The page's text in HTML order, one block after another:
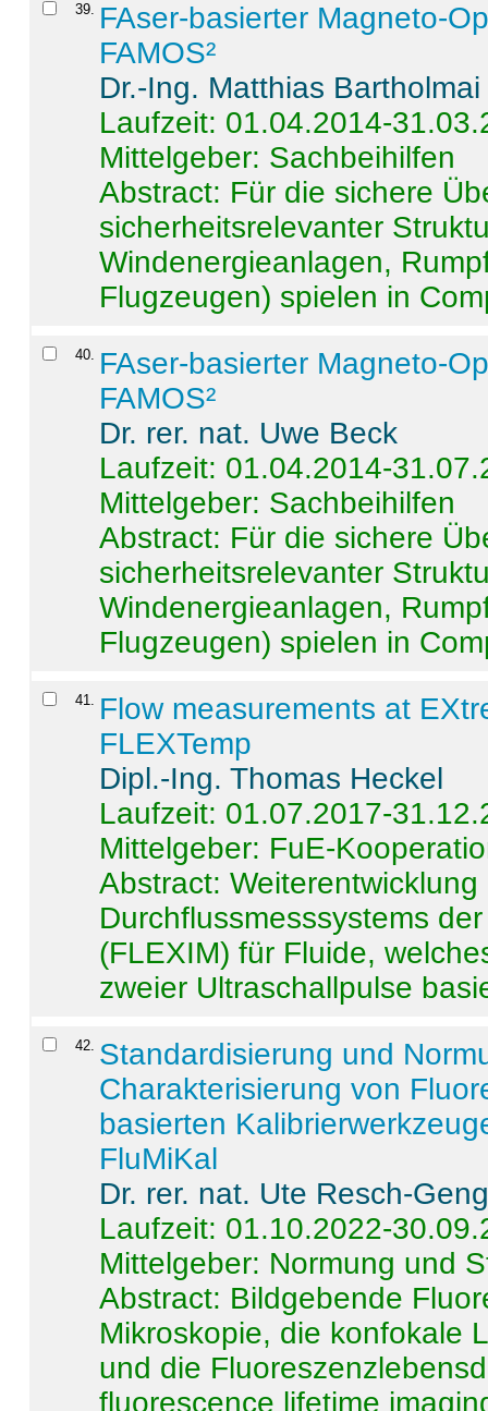
39. FAser-basierter Magneto-
FAMOS²
Dr.-Ing. Matthias Bartholmai
Laufzeit: 01.04.2014-
Mittelgeber: Sachbeihilfen
Abstract: Für die sichere
sicherheitsrelevanter
Windenergieanlagen,
Flugzeugen) spielen in
40. FAser-basierter Magneto-
FAMOS²
Dr. rer. nat. Uwe Beck
Laufzeit: 01.04.2014-
Mittelgeber: Sachbeihilfen
Abstract: Für die sichere
sicherheitsrelevanter
Windenergieanlagen,
Flugzeugen) spielen in
41. Flow measurements at
FLEXTemp
Dipl.-Ing. Thomas Heckel
Laufzeit: 01.07.2017-
Mittelgeber: FuE-
Abstract:
Durchflussmesssystems
(FLEXIM) für Fluide,
zweier Ultraschallpulse
42. Standardisierung und
Charakterisierung von
basierten
FluMiKal
Dr. rer. nat. Ute Resch-
Laufzeit: 01.10.2022-
Mittelgeber: Normung und
Abstract: Bildgebende
Mikroskopie, die konfokale
und die
fluorescence lifetime